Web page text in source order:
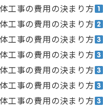
工事の費用の決まり方
工事の費用の決まり方
工事の費用の決まり方
工事の費用の決まり方
工事の費用の決まり方
工事の費用の決まり方
工事の費用の決まり方